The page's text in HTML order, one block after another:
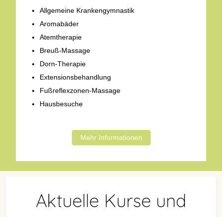
Allgemeine Krankengymnastik
Aromabäder
Atemtherapie
Breuß-Massage
Dorn-Therapie
Extensionsbehandlung
Fußreflexzonen-Massage
Hausbesuche
Mehr Informationen
Aktuelle Kurse und